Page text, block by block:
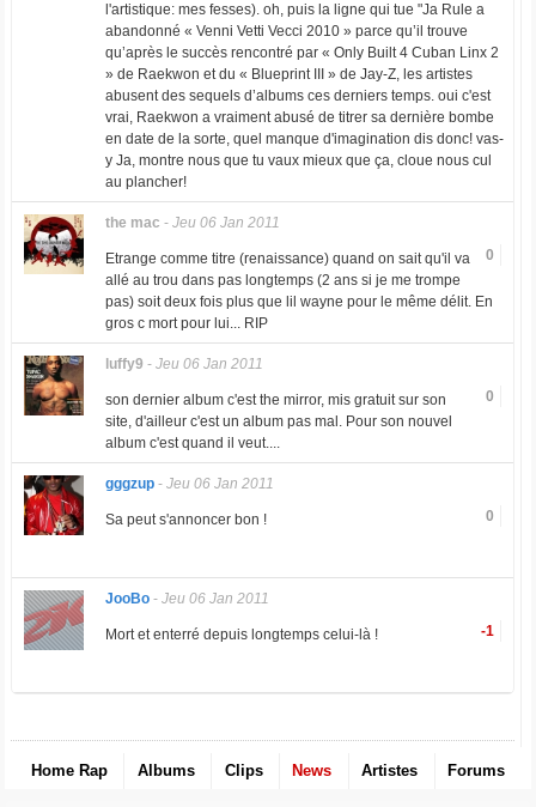
l'artistique: mes fesses). oh, puis la ligne qui tue "Ja Rule a
abandonné « Venni Vetti Vecci 2010 » parce qu’il trouve
qu’après le succès rencontré par « Only Built 4 Cuban Linx 2
» de Raekwon et du « Blueprint III » de Jay-Z, les artistes
abusent des sequels d’albums ces derniers temps. oui c'est
vrai, Raekwon a vraiment abusé de titrer sa dernière bombe
en date de la sorte, quel manque d'imagination dis donc! vas-
y Ja, montre nous que tu vaux mieux que ça, cloue nous cul
au plancher!
the mac - Jeu 06 Jan 2011
0
Etrange comme titre (renaissance) quand on sait qu'il va
allé au trou dans pas longtemps (2 ans si je me trompe
pas) soit deux fois plus que lil wayne pour le même délit. En
gros c mort pour lui... RIP
luffy9 - Jeu 06 Jan 2011
0
son dernier album c'est the mirror, mis gratuit sur son
site, d'ailleur c'est un album pas mal. Pour son nouvel
album c'est quand il veut....
gggzup- Jeu 06 Jan 2011
0
Sa peut s'annoncer bon !
JooBo- Jeu 06 Jan 2011
-1
Mort et enterré depuis longtemps celui-là !
Home Rap Albums Clips News Artistes Forums